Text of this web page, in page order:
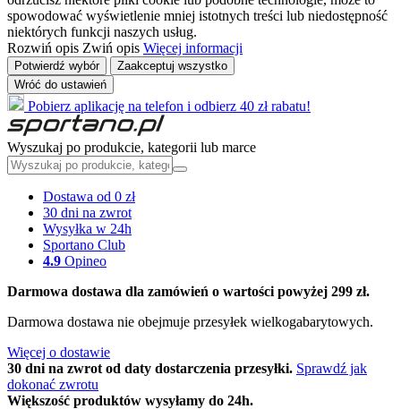
spowodować wyświetlenie mniej istotnych treści lub niedostępność
niektórych funkcji naszych usług.
Rozwiń opis Zwiń opis Więcej informacji
Potwierdź wybór
Zaakceptuj wszystko
Wróć do ustawień
Pobierz aplikację na telefon i odbierz 40 zł rabatu!
Wyszukaj po produkcie, kategorii lub marce
Dostawa od 0 zł
30 dni na zwrot
Wysyłka w 24h
Sportano Club
4.9 Opineo
Darmowa dostawa dla zamówień o wartości powyżej 299 zł.
Darmowa dostawa nie obejmuje przesyłek wielkogabarytowych.
Więcej o dostawie
30 dni na zwrot od daty dostarczenia przesyłki. Sprawdź jak
dokonać zwrotu
Większość produktów wysyłamy do 24h.